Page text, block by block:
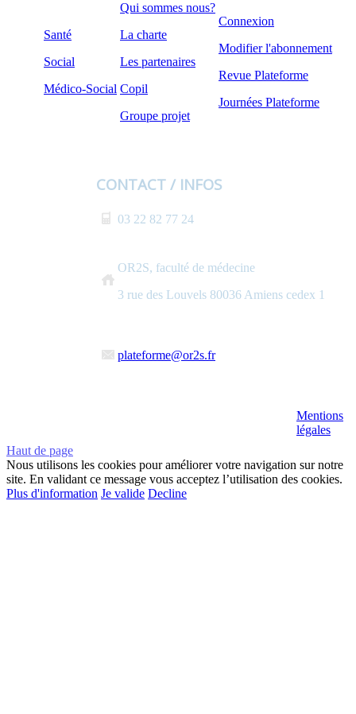
Santé
Social
Médico-Social
Qui sommes nous?
La charte
Les partenaires
Copil
Groupe projet
Connexion
Modifier l'abonnement
Revue Plateforme
Journées Plateforme
CONTACT / INFOS
03 22 82 77 24
OR2S, faculté de médecine
3 rue des Louvels 80036 Amiens cedex 1
plateforme@or2s.fr
Mentions
légales
Haut de page
Nous utilisons les cookies pour améliorer votre navigation sur notre
site. En validant ce message vous acceptez l’utilisation des cookies.
Plus d'information Je valide Decline